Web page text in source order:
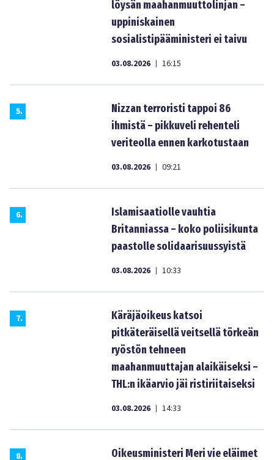
löysän maahanmuuttolinjan –
uppiniskainen
sosialistipääministeri ei taivu
03.08.2026 | 16:15
5.
Nizzan terroristi tappoi 86
ihmistä – pikkuveli rehenteli
veriteolla ennen karkotustaan
03.08.2026 | 09:21
6.
Islamisaatiolle vauhtia
Britanniassa – koko poliisikunta
paastolle solidaarisuussyistä
03.08.2026 | 10:33
7.
Käräjäoikeus katsoi
pitkäteräisellä veitsellä törkeän
ryöstön tehneen
maahanmuuttajan alaikäiseksi –
THL:n ikäarvio jäi ristiriitaiseksi
03.08.2026 | 14:33
8. Oikeusministeri Meri vie eläimet